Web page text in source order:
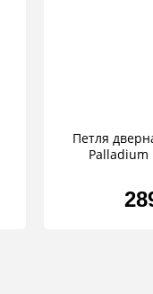
Петля
Palladium